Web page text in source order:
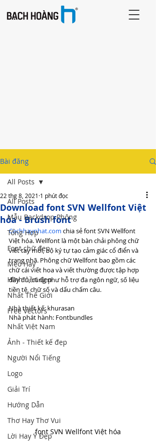
Bài đăng
All Posts
Mẫu Backdrop Phông
Tổng Hợp
Font chữ đẹp
Mẹo Hay
Hình nền đẹp
Nhất Thế Giới
Free Vectors
Nhất Việt Nam
Ảnh - Thiết kế đẹp
Người Nổi Tiếng
Logo
Giải Trí
Hướng Dẫn
Thơ Hay Thơ Vui
Lời Hay Ý Đẹp
All Posts
Download font SVN Wellfont Việt
hóa - Brush font
22 thg 8, 2021 1 phút đọc
Cachhaynhat.com chia sẻ font SVN Wellfont
Việt hóa.Wellfont là một bàn chải phông chữ
viết tay mới, bộ ký tự tạo cảm giác cổ điển và
trang nhã. Phông chữ Wellfont bao gồm các
chữ cái viết hoa và viết thường được tập hợp
đầy đủ, cũng như hỗ trợ đa ngôn ngữ, số liệu
tiền tệ, chữ số và dấu chấm câu.
Nhà thiết kế: khurasan
Nhà phát hành: Fontbundles
font SVN Wellfont Việt hóa